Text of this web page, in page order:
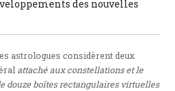
des nouvelles
astrologues considèrent deux
attaché aux constellations et le
douze boîtes rectangulaires virtuelles